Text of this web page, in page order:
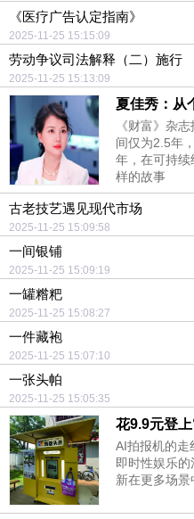
《医疗广告认定指南》
2025-11-25 15:15:09
劳动争议司法解释（二）施行
2025-11-25 15:13:09
夏佳秀：从
《财富》杂
间仅为2.5年
年，在可持
样的故事
古老技艺遇见现代市场
2025-11-25 15:09:58
一间银铺
2025-11-25 15:09:19
一罐糌粑
2025-11-25 15:08:27
一件藏袍
2025-11-25 15:07:10
一张头帕
2025-11-25 15:05:35
花9.9元登
AI拍报机的走
即时性娱乐
新在更多场